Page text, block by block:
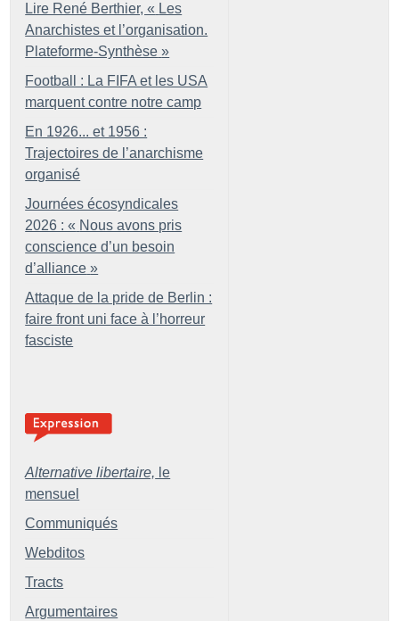
Lire René Berthier, « Les
Anarchistes et l’organisation.
Plateforme-Synthèse »
Football : La FIFA et les USA
marquent contre notre camp
En 1926... et 1956 :
Trajectoires de l’anarchisme
organisé
Journées écosyndicales
2026 : « Nous avons pris
conscience d’un besoin
d’alliance »
Attaque de la pride de Berlin :
faire front uni face à l’horreur
fasciste
Alternative libertaire, le
mensuel
Communiqués
Webditos
Tracts
Argumentaires